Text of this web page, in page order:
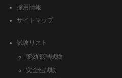
採用情報
サイトマップ
試験リスト
薬効薬理試験
安全性試験